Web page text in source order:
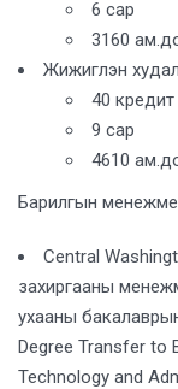
6 сар
3160
Жижиглэн
40 кредит
9 сар
4610
Барилгын
Central
захиргааны
ухааны
Degree Transfer to
Technology and